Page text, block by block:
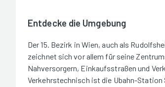
Entdecke die Umgebung
Der 15. Bezirk in Wien, auch als
zeichnet sich vor allem für seine
Nahversorgern, Einkaufsstraßen und
Verkehrstechnisch ist die Ubahn-Station